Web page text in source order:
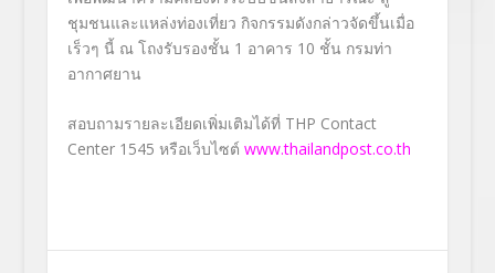
ชุมชนและแหล่งท่องเที่ยว กิจกรรมดังกล่าวจัดขึ้นเมื่อ
เร็วๆ นี้ ณ โถงรับรองชั้น 1 อาคาร 10 ชั้น กรมท่า
อากาศยาน
สอบถามรายละเอียดเพิ่มเติมได้ที่ THP Contact
Center 1545 หรือเว็บไซต์ www.thailandpost.co.th